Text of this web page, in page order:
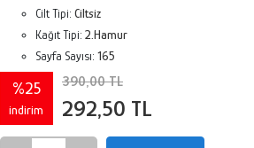
Cilt Tipi: Ciltsiz
Kağıt Tipi: 2.Hamur
Sayfa Sayısı: 165
%25
indirim
390,00 TL
292,50 TL